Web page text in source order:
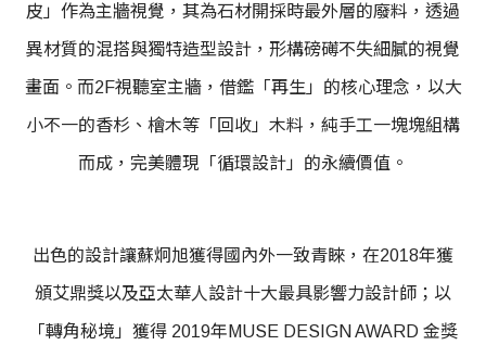
皮」作為主牆視覺，其為石材開採時最外層的廢料，透過
異材質的混搭與獨特造型設計，形構磅礡不失細膩的視覺
畫面。而2F視聽室主牆，借鑑「再生」的核心理念，以大
小不一的香杉、檜木等「回收」木料，純手工一塊塊組構
而成，完美體現「循環設計」的永續價值。
出色的設計讓蘇炯旭獲得國內外一致青睞，在2018年獲
頒艾鼎獎以及亞太華人設計十大最具影響力設計師；以
「轉角秘境」獲得 2019年MUSE DESIGN AWARD 金獎